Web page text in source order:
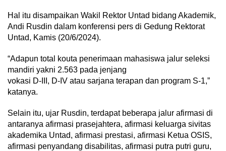
Hal itu disampaikan Wakil Rektor Untad bidang Akademik,
Andi Rusdin dalam konferensi pers di Gedung Rektorat
Untad, Kamis (20/6/2024).
“Adapun total kouta penerimaan mahasiswa jalur seleksi
mandiri yakni 2.563 pada jenjang
vokasi D-III, D-IV atau sarjana terapan dan program S-1,”
katanya.
Selain itu, ujar Rusdin, terdapat beberapa jalur afirmasi di
antaranya afirmasi prasejahtera, afirmasi keluarga sivitas
akademika Untad, afirmasi prestasi, afirmasi Ketua OSIS,
afirmasi penyandang disabilitas, afirmasi putra putri guru,